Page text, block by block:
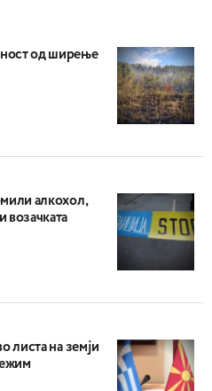
од ширење
алкохол,
возачката
листа на земји